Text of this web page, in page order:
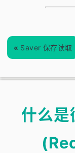
« Saver 保存读取
什么是